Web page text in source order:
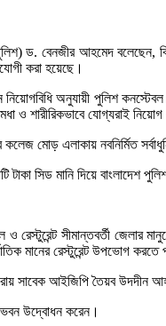
ড. বেনজীর আহমেদ বলেছেন,
করা হয়েছে।
অনুযায়ী পুলিশ
ও শারীরিকভাবে যোগ্যরাই নিয়োগ
মোড় এলাকায় নবনির্মিত
টাকা সিড মানি দিয়ে
রেস্টুরেন্ট সীমান্তবর্তী জেলার
মানের রেস্টুরেন্ট উপভোগ করতে
সাবেক আইজিপি তৈয়ব উদদীন
ভবন উদ্বোধন করেন।